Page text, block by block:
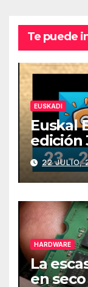
Te puede
EUSKADI
Euskal
edición
julio
22 JULIO,
HARDWARE
La
en